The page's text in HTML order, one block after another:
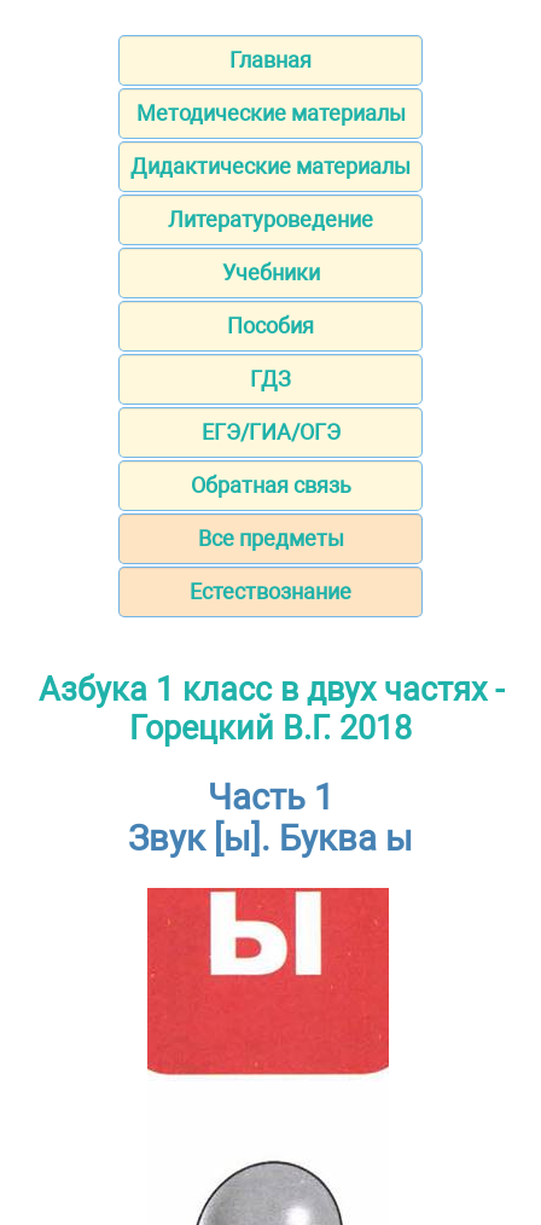
Главная
Методические материалы
Дидактические материалы
Литературоведение
Учебники
Пособия
ГДЗ
ЕГЭ/ГИА/ОГЭ
Обратная связь
Все предметы
Естествознание
Азбука 1 класс в двух частях -
Горецкий В.Г. 2018
Часть 1
Звук [ы]. Буква ы